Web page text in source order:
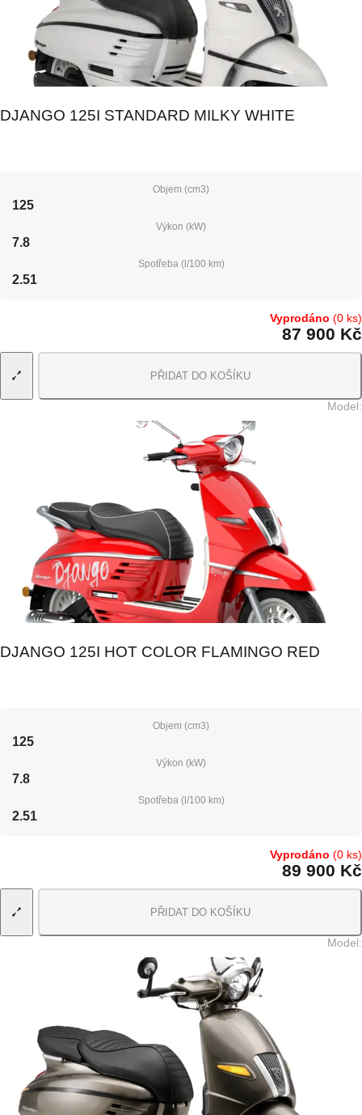
DJANGO 125I STANDARD MILKY WHITE
Objem (cm3)
125
Výkon (kW)
7.8
Spotřeba (l/100 km)
2.51
Vyprodáno (0 ks)
87 900 Kč
PŘIDAT DO KOŠÍKU
Model:
DJANGO 125I HOT COLOR FLAMINGO RED
Objem (cm3)
125
Výkon (kW)
7.8
Spotřeba (l/100 km)
2.51
Vyprodáno (0 ks)
89 900 Kč
PŘIDAT DO KOŠÍKU
Model: